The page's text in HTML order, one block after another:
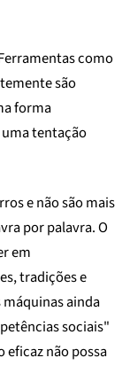
como
são
forma
tentação
e não são mais
por palavra. O
em
tradições e
ainda
sociais"
eficaz não possa